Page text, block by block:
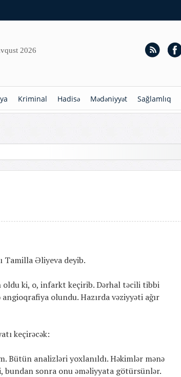
2026
Kriminal Hadisə Mədəniyyət Sağlamlıq
Tamilla Əliyeva deyib.
oldu ki, o, infarkt keçirib. Dərhal təcili tibbi
olundu. Hazırda vəziyyəti ağır
keçirəcək:
Bütün analizləri yoxlanıldı. Həkimlər mənə
bundan sonra onu əməliyyata götürsünlər.